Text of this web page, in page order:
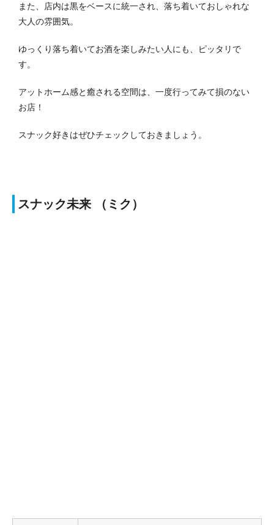
また、店内は黒をベースに統一され、落ち着いておしゃれな
大人の雰囲気。
ゆっくり落ち着いてお酒を楽しみたい人にも、ピッタリで
す。
アットホーム感と癒される空間は、一度行ってみて損のない
お店！
スナック好きはぜひチェックしておきましょう。
スナック未来 （ミク）